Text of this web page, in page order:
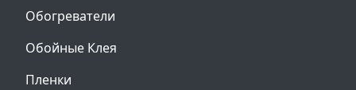
Обогреватели
Обойные Клея
Пленки